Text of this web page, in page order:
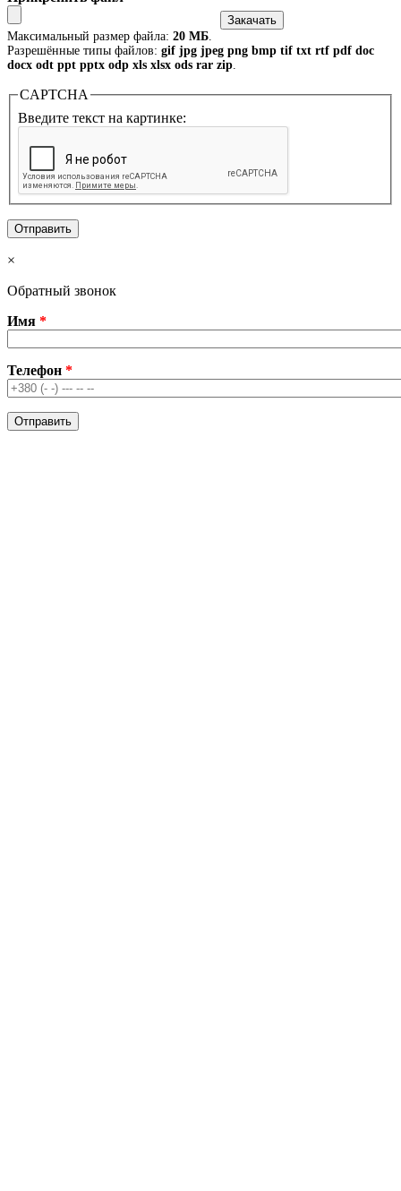
Максимальный размер файла: 20 МБ
Разрешённые типы файлов: gif jpg jpeg png bmp tif txt rtf pdf doc
docx odt ppt pptx odp xls xlsx ods rar zip
CAPTCHA
Введите текст на картинке:
×
Обратный звонок
Имя *
Телефон *